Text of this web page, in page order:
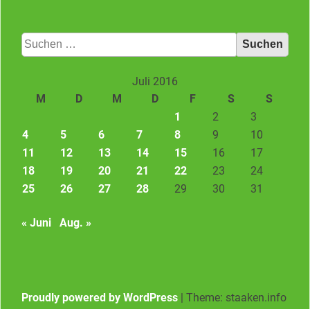
Suchen
nach:
Juli 2016
M
D M D F S
S
1
2
3
4
5 6 7 8 9
10
11
12 13 14 15 16
17
18
19 20 21 22 23
24
25
26 27 28 29 30 31
« Juni Aug. »
Proudly powered by WordPress | Theme: staaken.info